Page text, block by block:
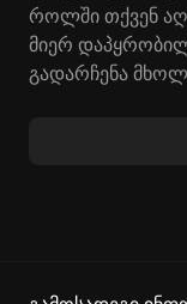
როლში თქვენ
მიერ
გადარჩენა
თავსატეხები და
რათა